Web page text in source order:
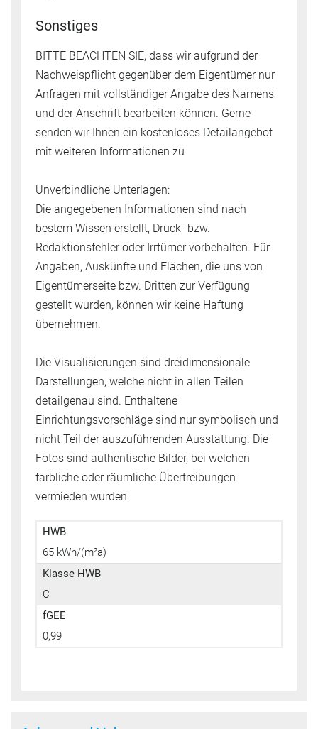
Sonstiges
BITTE BEACHTEN SIE, dass wir aufgrund der
Nachweispflicht gegenüber dem Eigentümer nur
Anfragen mit vollständiger Angabe des Namens
und der Anschrift bearbeiten können. Gerne
senden wir Ihnen ein kostenloses Detailangebot
mit weiteren Informationen zu
Unverbindliche Unterlagen:
Die angegebenen Informationen sind nach
bestem Wissen erstellt, Druck- bzw.
Redaktionsfehler oder Irrtümer vorbehalten. Für
Angaben, Auskünfte und Flächen, die uns von
Eigentümerseite bzw. Dritten zur Verfügung
gestellt wurden, können wir keine Haftung
übernehmen.
Die Visualisierungen sind dreidimensionale
Darstellungen, welche nicht in allen Teilen
detailgenau sind. Enthaltene
Einrichtungsvorschläge sind nur symbolisch und
nicht Teil der auszuführenden Ausstattung. Die
Fotos sind authentische Bilder, bei welchen
farbliche oder räumliche Übertreibungen
vermieden wurden.
HWB
65 kWh/(m²a)
Klasse HWB
C
fGEE
0,99